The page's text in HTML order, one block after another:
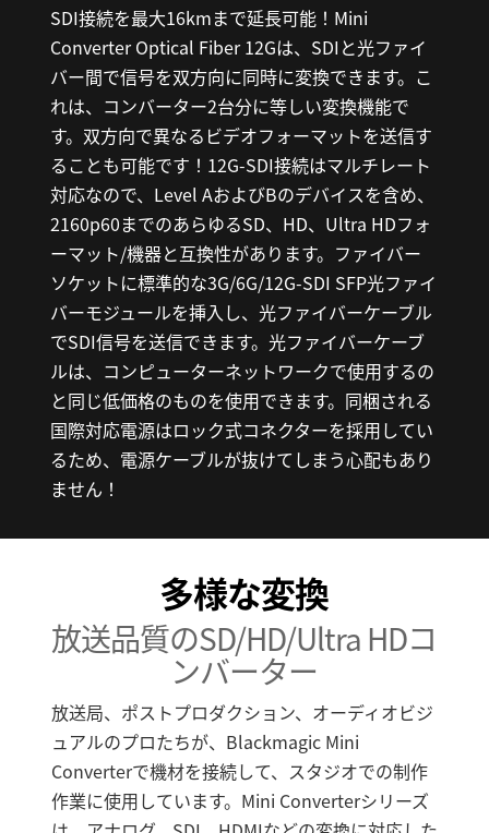
SDI接続を最大16kmまで延長可能！Mini
Converter Optical Fiber 12Gは、SDIと光ファイ
バー間で信号を双方向に同時に変換できます。こ
れは、コンバーター2台分に等しい変換機能で
す。双方向で異なるビデオフォーマットを送信す
ることも可能です！12G-SDI接続はマルチレート
対応なので、Level AおよびBのデバイスを含め、
2160p60までのあらゆるSD、HD、Ultra HDフォ
ーマット/機器と互換性があります。ファイバー
ソケットに標準的な3G/6G/12G-SDI SFP光ファイ
バーモジュールを挿入し、光ファイバーケーブル
でSDI信号を送信できます。光ファイバーケーブ
ルは、コンピューターネットワークで使用するの
と同じ低価格のものを使用できます。同梱される
国際対応電源はロック式コネクターを採用してい
るため、電源ケーブルが抜けてしまう心配もあり
ません！
多様な変換
放送品質のSD/HD/Ultra HDコ
ンバーター
放送局、ポストプロダクション、オーディオビジ
ュアルのプロたちが、Blackmagic Mini
Converterで機材を接続して、スタジオでの制作
作業に使用しています。Mini Converterシリーズ